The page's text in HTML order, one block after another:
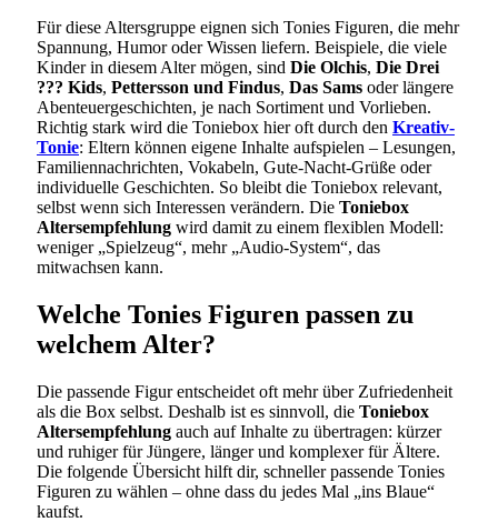
Für diese Altersgruppe eignen sich Tonies Figuren, die mehr
Spannung, Humor oder Wissen liefern. Beispiele, die viele
Kinder in diesem Alter mögen, sind Die Olchis, Die Drei
??? Kids, Pettersson und Findus, Das Sams oder längere
Abenteuergeschichten, je nach Sortiment und Vorlieben.
Richtig stark wird die Toniebox hier oft durch den Kreativ-
Tonie: Eltern können eigene Inhalte aufspielen – Lesungen,
Familiennachrichten, Vokabeln, Gute-Nacht-Grüße oder
individuelle Geschichten. So bleibt die Toniebox relevant,
selbst wenn sich Interessen verändern. Die Toniebox
Altersempfehlung wird damit zu einem flexiblen Modell:
weniger „Spielzeug“, mehr „Audio-System“, das
mitwachsen kann.
Welche Tonies Figuren passen zu
welchem Alter?
Die passende Figur entscheidet oft mehr über Zufriedenheit
als die Box selbst. Deshalb ist es sinnvoll, die Toniebox
Altersempfehlung auch auf Inhalte zu übertragen: kürzer
und ruhiger für Jüngere, länger und komplexer für Ältere.
Die folgende Übersicht hilft dir, schneller passende Tonies
Figuren zu wählen – ohne dass du jedes Mal „ins Blaue“
kaufst.